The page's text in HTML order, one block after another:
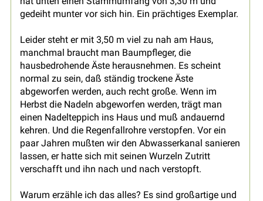
gedeiht munter vor sich hin. Ein prächtiges Exemplar.
Leider steht er mit 3,50 m viel zu nah am Haus,
manchmal braucht man Baumpfleger, die
hausbedrohende Äste herausnehmen. Es scheint
normal zu sein, daß ständig trockene Äste
abgeworfen werden, auch recht große. Wenn im
Herbst die Nadeln abgeworfen werden, trägt man
einen Nadelteppich ins Haus und muß andauernd
kehren. Und die Regenfallrohre verstopfen. Vor ein
paar Jahren mußten wir den Abwasserkanal sanieren
lassen, er hatte sich mit seinen Wurzeln Zutritt
verschafft und ihn nach und nach verstopft.
Warum erzähle ich das alles? Es sind großartige und